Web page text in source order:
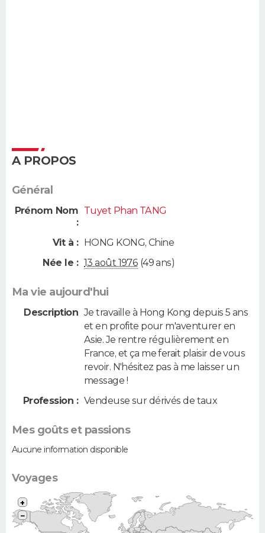
A PROPOS
Général
Prénom Nom
:
Tuyet Phan TANG
Vit à : HONG KONG, Chine
Née le : 13 août 1976 (49 ans)
Ma vie aujourd'hui
Description Je travaille à Hong Kong depuis 5 ans
et en profite pour m'aventurer en
Asie. Je rentre régulièrement en
France, et ça me ferait plaisir de vous
revoir. N'hésitez pas à me laisser un
message !
Profession : Vendeuse sur dérivés de taux
Mes goûts et passions
Aucune information disponible
Voyages
+
−